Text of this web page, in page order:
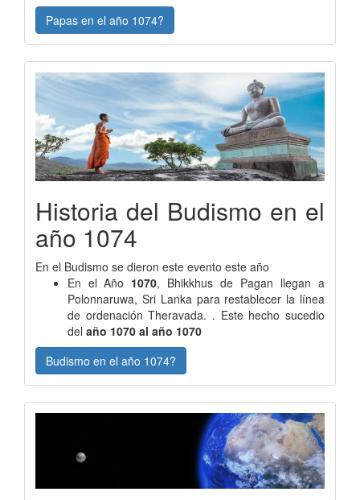
Papas en el año 1074?
Historia del Budismo en el
año 1074
En el Budismo se dieron este evento este año
En el Año 1070, Bhikkhus de Pagan llegan a
Polonnaruwa, Sri Lanka para restablecer la línea
de ordenación Theravada. . Este hecho sucedio
del año 1070 al año 1070
Budismo en el año 1074?